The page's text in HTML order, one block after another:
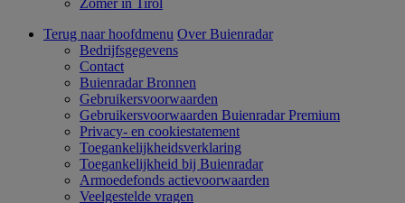
Zomer in Tirol
Terug naar hoofdmenu Over Buienradar
Bedrijfsgegevens
Contact
Buienradar Bronnen
Gebruikersvoorwaarden
Gebruikersvoorwaarden Buienradar Premium
Privacy- en cookiestatement
Toegankelijkheidsverklaring
Toegankelijkheid bij Buienradar
Armoedefonds actievoorwaarden
Veelgestelde vragen